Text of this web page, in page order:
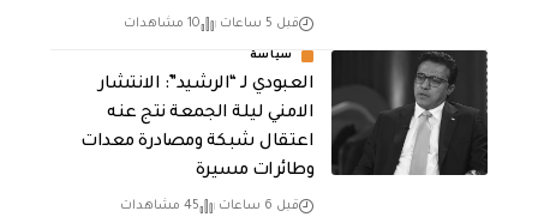
قبل 5 ساعات 10 مشاهدات
سياسة
العبودي لـ “الرشيد”: الانتشار
الامني ليلة الجمعة نتج عنه
اعتقال شبكة ومصادرة معدات
وطائرات مسيرة
قبل 6 ساعات 45 مشاهدات